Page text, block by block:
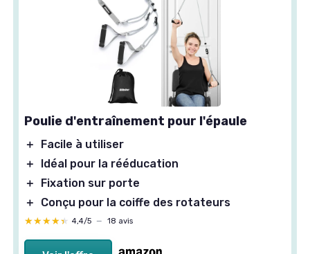
Poulie d'entraînement pour l'épaule
＋
Facile à utiliser
＋
Idéal pour la rééducation
＋
Fixation sur porte
＋
Conçu pour la coiffe des rotateurs
★★★★★
★★★★★ 4,4/5 — 18 avis